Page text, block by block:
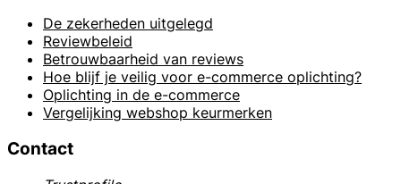
De zekerheden uitgelegd
Reviewbeleid
Betrouwbaarheid van reviews
Hoe blijf je veilig voor e-commerce oplichting?
Oplichting in de e-commerce
Vergelijking webshop keurmerken
Contact